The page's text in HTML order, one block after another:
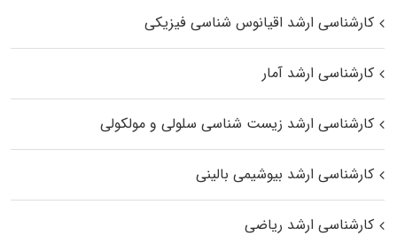
کارشناسی ارشد اقیانوس‌ شناسی فیزیکی
کارشناسی ارشد آمار
کارشناسی ارشد زیست شناسی سلولی و مولکولی
کارشناسی ارشد بیوشیمی بالینی
کارشناسی ارشد ریاضی